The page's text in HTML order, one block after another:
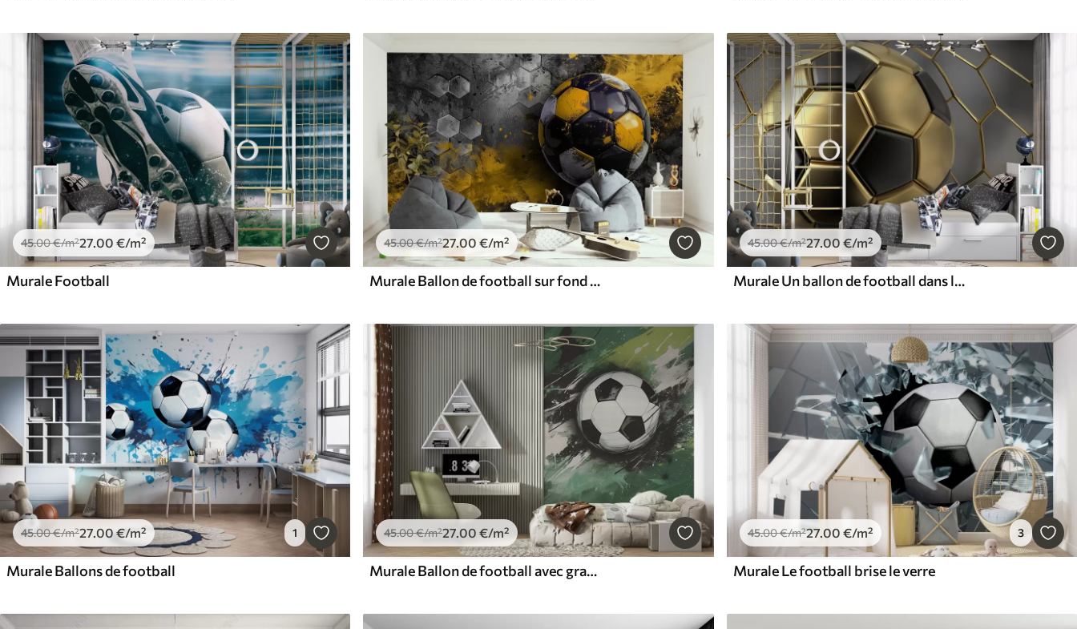
45.00€/m²27.00 €/m²
Murale Football
45.00€/m²27.00 €/m²
Murale Ballon de football sur fond de nids d'abeilles avec des taches de peinture jaune
45.00€/m²27.00 €/m²
Murale Un ballon de football dans le but
45.00€/m²27.00€/m² 1
Murale Ballons de football
45.00€/m²27.00 €/m²
Murale Ballon de football avec graffiti flou en arrière-plan
45.00€/m²27.00 €/m² 3
Murale Le football brise le verre